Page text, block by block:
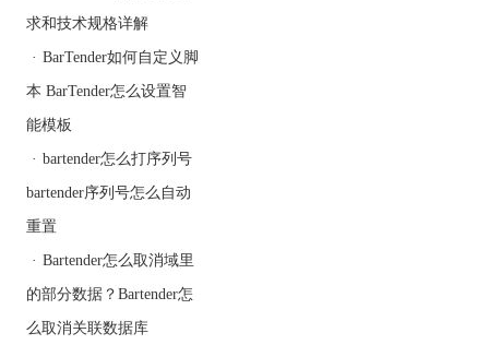
在设计标签时，从数据库
中获取动态的数据了。
二、Bartender标签软件怎
在Bartender标签软件中，
我们可以非常灵活地调整
标签上文字的显示方式。
显示得更长，你可以通过
调整字体的拉伸属性来实
现。以下是具体的操作步
骤：
1.在Bartender的设计界
求和技术规格详解
· BarTender如何自定义脚
本 BarTender怎么设置智
能模板
· bartender怎么打序列号
bartender序列号怎么自动
重置
· Bartender怎么取消域里
的部分数据？Bartender怎
么取消关联数据库